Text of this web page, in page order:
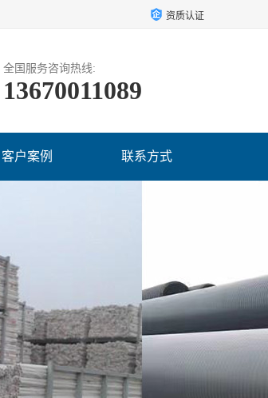
资质认证
全国服务咨询热线:
13670011089
客户案例 联系方式